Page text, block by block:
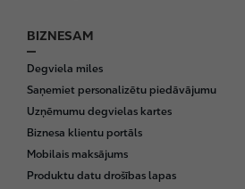
BIZNESAM
Degviela miles
Saņemiet personalizētu piedāvājumu
Uzņēmumu degvielas kartes
Biznesa klientu portāls
Mobilais maksājums
Produktu datu drošības lapas